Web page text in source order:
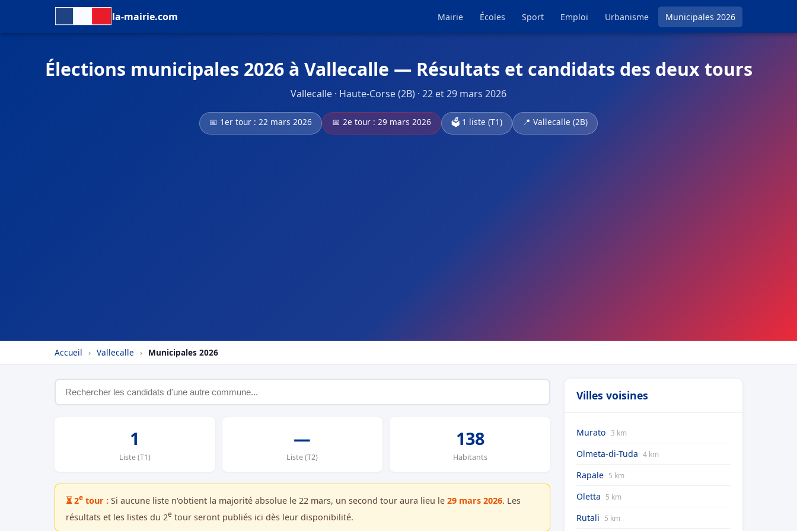
la-mairie.com Mairie Écoles Sport Emploi Urbanisme Municipales 2026
Élections municipales 2026 à Vallecalle — Résultats et candidats des deux tours
Vallecalle · Haute-Corse (2B) · 22 et 29 mars 2026
📅 1er tour : 22 mars 2026 📅 2e tour : 29 mars 2026 🗳️ 1 liste (T1) 📍 Vallecalle (2B)
Accueil › Vallecalle › Municipales 2026
1
Liste (T1)
—
Liste (T2)
138
Habitants
⏳ 2e tour : Si aucune liste n'obtient la majorité absolue le 22 mars, un second tour aura lieu le 29 mars 2026. Les
résultats et les listes du 2e tour seront publiés ici dès leur disponibilité.
Villes voisines
Murato 3 km
Olmeta-di-Tuda 4 km
Rapale 5 km
Oletta 5 km
Rutali 5 km